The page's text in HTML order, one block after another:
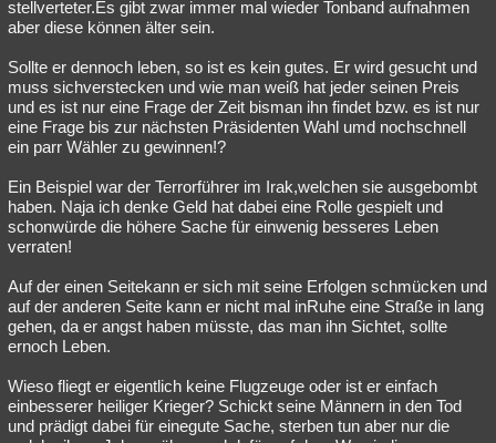
stellverteter.Es gibt zwar immer mal wieder Tonband aufnahmen
aber diese können älter sein.
Sollte er dennoch leben, so ist es kein gutes. Er wird gesucht und
muss sichverstecken und wie man weiß hat jeder seinen Preis
und es ist nur eine Frage der Zeit bisman ihn findet bzw. es ist nur
eine Frage bis zur nächsten Präsidenten Wahl umd nochschnell
ein parr Wähler zu gewinnen!?
Ein Beispiel war der Terrorführer im Irak,welchen sie ausgebombt
haben. Naja ich denke Geld hat dabei eine Rolle gespielt und
schonwürde die höhere Sache für einwenig besseres Leben
verraten!
Auf der einen Seitekann er sich mit seine Erfolgen schmücken und
auf der anderen Seite kann er nicht mal inRuhe eine Straße in lang
gehen, da er angst haben müsste, das man ihn Sichtet, sollte
ernoch Leben.
Wieso fliegt er eigentlich keine Flugzeuge oder ist er einfach
einbesserer heiliger Krieger? Schickt seine Männern in den Tod
und prädigt dabei für einegute Sache, sterben tun aber nur die